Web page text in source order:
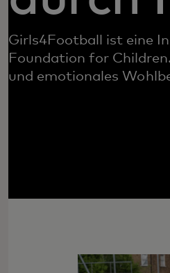
Girls4Football ist eine
Foundation for
und emotionales